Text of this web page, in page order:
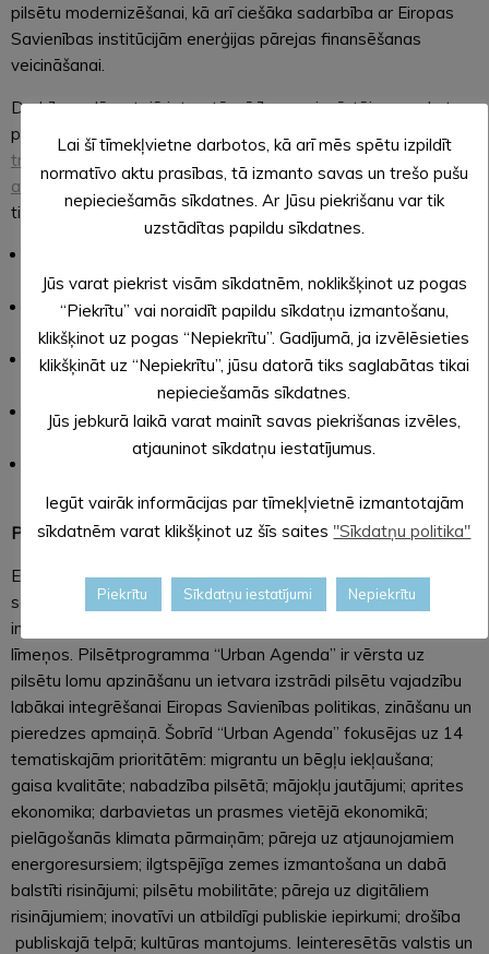
pilsētu modernizēšanai, kā arī ciešāka sadarbība ar Eiropas
Savienības institūcijām enerģijas pārejas finansēšanas
veicināšanai.
Darbības plāns, tajā ietvertās rīcības un izvērtējuma anketa
pieejama:https://ec.europa.eu/futurium/en/energy-
transition/energy-transition-public-feedback-starts-today-
and-lasts-until-4-march-2019Lasītāju ērtībai izvērtējums var
tikt sniegts arī latviešu valodā.
ENERGY’ TASK GROUP
Draft Action 2:MAXIMISING USE OF WASTE HEAT IN
CITIES
Draft Action 3:GUIDANCE ON ENERGY MASTER-
PLANNING FOR CITIES
Draft Action 4: ‘DEPLOYMENT DESKS’ FOR CITY
RETROFITTING
CLOSER CO-OPERATION WITH EU
Par Pilsētprogrammu „Urban Agenda”
Eiropas Savienības iniciatīva “Urban Agenda” izveidota, lai
sekmētu efektīvāku un koordinētāku darbību ilgtspējīgas un
integrētas pilsētu attīstības nodrošināšanā visos pārvaldes
līmeņos. Pilsētprogramma “Urban Agenda” ir vērsta uz
pilsētu lomu apzināšanu un ietvara izstrādi pilsētu vajadzību
labākai integrēšanai Eiropas Savienības politikas, zināšanu un
pieredzes apmaiņā. Šobrīd “Urban Agenda” fokusējas uz 14
tematiskajām prioritātēm: migrantu un bēgļu iekļaušana;
gaisa kvalitāte; nabadzība pilsētā; mājokļu jautājumi; aprites
ekonomika; darbavietas un prasmes vietējā ekonomikā;
pielāgošanās klimata pārmaiņām; pāreja uz atjaunojamiem
energoresursiem; ilgtspējīga zemes izmantošana un dabā
balstīti risinājumi; pilsētu mobilitāte; pāreja uz digitāliem
risinājumiem; inovatīvi un atbildīgi publiskie iepirkumi; drošība
publiskajā telpā; kultūras mantojums. Ieinteresētās valstis un
Lai šī tīmekļvietne darbotos, kā arī mēs spētu izpildīt
normatīvo aktu prasības, tā izmanto savas un trešo pušu
nepieciešamās sīkdatnes. Ar Jūsu piekrišanu var tik
uzstādītas papildu sīkdatnes.
Jūs varat piekrist visām sīkdatnēm, noklikšķinot uz pogas
“Piekrītu” vai noraidīt papildu sīkdatņu izmantošanu,
klikšķinot uz pogas “Nepiekrītu”. Gadījumā, ja izvēlēsieties
klikšķināt uz “Nepiekrītu”, jūsu datorā tiks saglabātas tikai
nepieciešamās sīkdatnes.
Jūs jebkurā laikā varat mainīt savas piekrišanas izvēles,
atjauninot sīkdatņu iestatījumus.
Iegūt vairāk informācijas par tīmekļvietnē izmantotajām
sīkdatnēm varat klikšķinot uz šīs saites "Sīkdatņu politika"
Piekrītu Sīkdatņu iestatījumi Nepiekrītu